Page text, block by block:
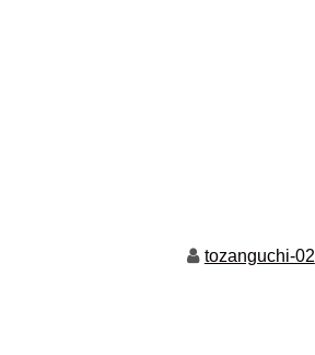
tozanguchi-02